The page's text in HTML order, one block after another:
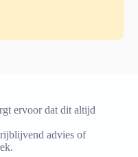
ervoor dat dit altijd
advies of